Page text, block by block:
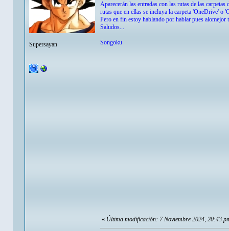
Supersayan
Aparecerán las entradas con las rutas de las
rutas que en ellas se incluya la carpeta 'OneDrive' o
Pero en fin estoy hablando por hablar pues
Saludos...
Songoku
« Última modificación: 7 Noviembre 2024, 20:43